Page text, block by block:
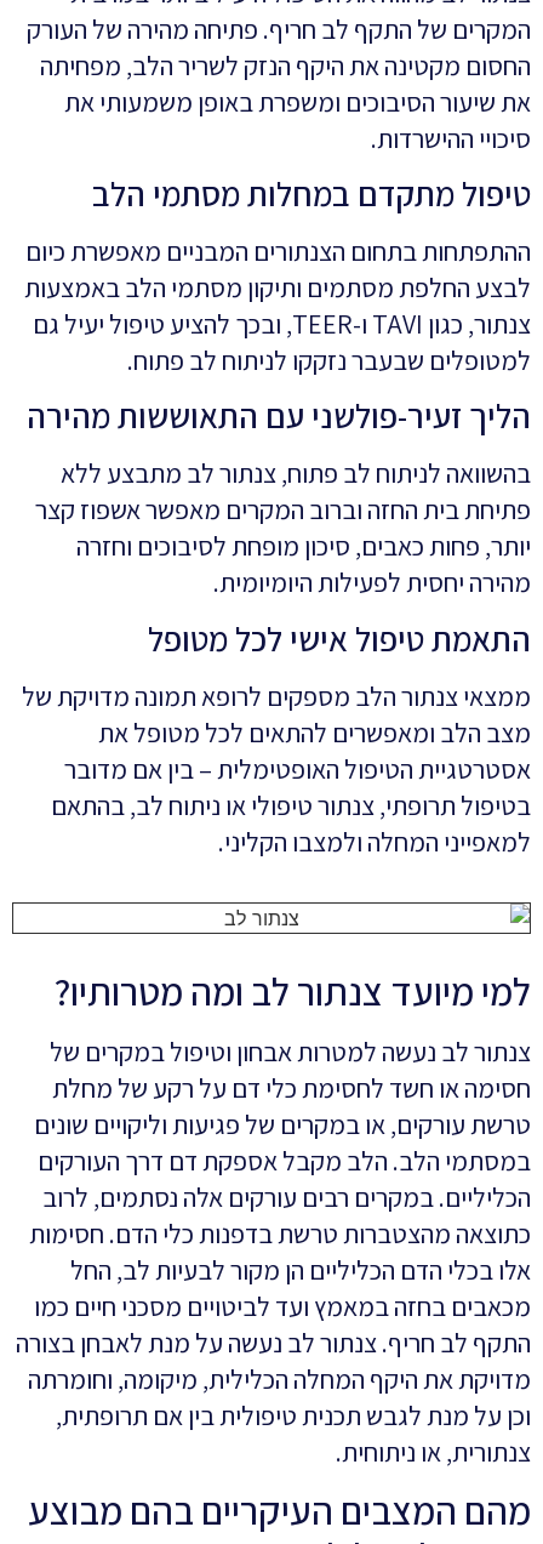
המקרים של התקף לב חריף. פתיחה מהירה של העורק
החסום מקטינה את היקף הנזק לשריר הלב, מפחיתה
את שיעור הסיבוכים ומשפרת באופן משמעותי את
סיכויי ההישרדות.
טיפול מתקדם במחלות מסתמי הלב
ההתפתחות בתחום הצנתורים המבניים מאפשרת כיום
לבצע החלפת מסתמים ותיקון מסתמי הלב באמצעות
צנתור, כגון TAVI ו-TEER, ובכך להציע טיפול יעיל גם
למטופלים שבעבר נזקקו לניתוח לב פתוח.
הליך זעיר-פולשני עם התאוששות מהירה
בהשוואה לניתוח לב פתוח, צנתור לב מתבצע ללא
פתיחת בית החזה וברוב המקרים מאפשר אשפוז קצר
יותר, פחות כאבים, סיכון מופחת לסיבוכים וחזרה
מהירה יחסית לפעילות היומיומית.
התאמת טיפול אישי לכל מטופל
ממצאי צנתור הלב מספקים לרופא תמונה מדויקת של
מצב הלב ומאפשרים להתאים לכל מטופל את
אסטרטגיית הטיפול האופטימלית – בין אם מדובר
בטיפול תרופתי, צנתור טיפולי או ניתוח לב, בהתאם
למאפייני המחלה ולמצבו הקליני.
למי מיועד צנתור לב ומה מטרותיו?
צנתור לב נעשה למטרות אבחון וטיפול במקרים של
חסימה או חשד לחסימת כלי דם על רקע של מחלת
טרשת עורקים, או במקרים של פגיעות וליקויים שונים
במסתמי הלב. הלב מקבל אספקת דם דרך העורקים
הכליליים. במקרים רבים עורקים אלה נסתמים, לרוב
כתוצאה מהצטברות טרשת בדפנות כלי הדם. חסימות
אלו בכלי הדם הכליליים הן מקור לבעיות לב, החל
מכאבים בחזה במאמץ ועד לביטויים מסכני חיים כמו
התקף לב חריף. צנתור לב נעשה על מנת לאבחן בצורה
מדויקת את היקף המחלה הכלילית, מיקומה, וחומרתה
וכן על מנת לגבש תכנית טיפולית בין אם תרופתית,
צנתורית, או ניתוחית.
מהם המצבים העיקריים בהם מבוצע